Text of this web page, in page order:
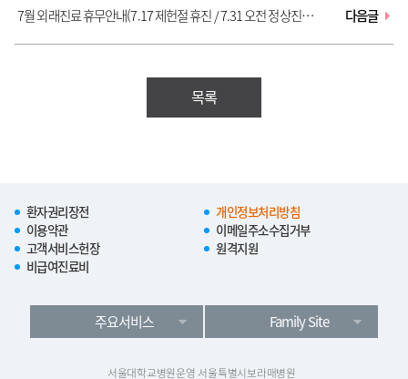
7월 외래진료 휴무안내(7.17 제헌절 휴진 / 7.31 오전 정상진료,
오후 휴진)
다음글
목록
환자권리장전
개인정보처리방침
이용약관
이메일주소수집거부
고객서비스헌장
원격지원
비급여진료비
주요서비스 Family Site
서울대학교병원운영 서울특별시보라매병원